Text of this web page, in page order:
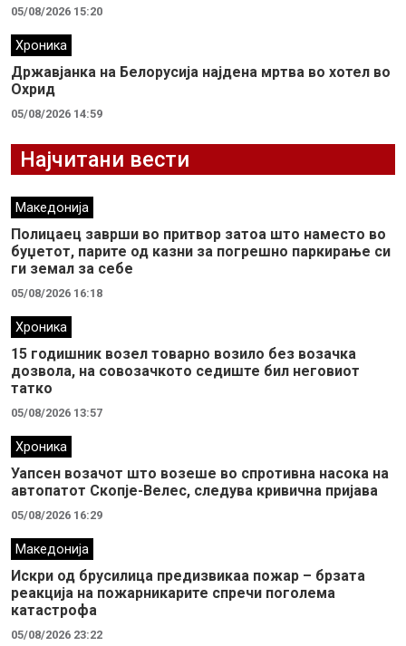
05/08/2026 15:20
Хроника
Државјанка на Белорусија најдена мртва во хотел во
Охрид
05/08/2026 14:59
Најчитани вести
Македонија
Полицаец заврши во притвор затоа што наместо во
буџетот, парите од казни за погрешно паркирање си
ги земал за себе
05/08/2026 16:18
Хроника
15 годишник возел товарно возило без возачка
дозвола, на совозачкото седиште бил неговиот
татко
05/08/2026 13:57
Хроника
Уапсен возачот што возеше во спротивна насока на
автопатот Скопје-Велес, следува кривична пријава
05/08/2026 16:29
Македонија
Искри од брусилица предизвикаа пожар – брзата
реакција на пожарникарите спречи поголема
катастрофа
05/08/2026 23:22